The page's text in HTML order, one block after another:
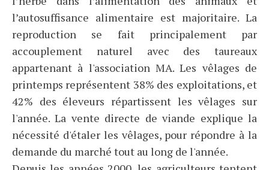
l’autosuffisance alimentaire est majoritaire. La
reproduction se fait principalement par
accouplement naturel avec des taureaux
appartenant à l'association MA. Les vêlages de
printemps représentent 38% des exploitations, et
42% des éleveurs répartissent les vêlages sur
l'année. La vente directe de viande explique la
nécessité d'étaler les vêlages, pour répondre à la
demande du marché tout au long de l'année.